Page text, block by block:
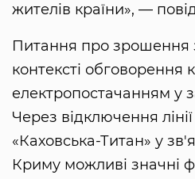
жителів країни», —
Питання про зрошення
контексті обговорення
електропостачанням у
Через відключення
«Каховська-Титан» у
Криму можливі значні